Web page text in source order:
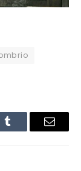
Tumblr Email